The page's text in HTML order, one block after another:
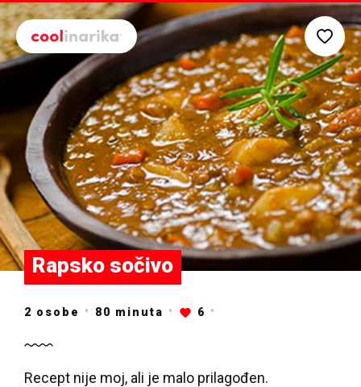
Preskoči na glavni sadržaj
Rapsko sočivo
2 osobe 80 minuta 6
Recept nije moj, ali je malo prilagođen.